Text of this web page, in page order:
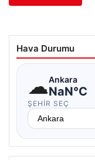
Hava Durumu
☁Ankara
NaN°C
ŞEHIR SEÇ